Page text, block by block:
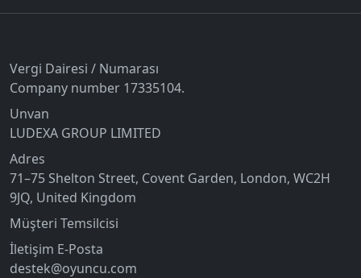
Vergi Dairesi / Numarası
Company number 17335104.
Unvan
LUDEXA GROUP LIMITED
Adres
71–75 Shelton Street, Covent Garden, London, WC2H
9JQ, United Kingdom
Müşteri Temsilcisi
İletişim E-Posta
destek@oyuncu.com